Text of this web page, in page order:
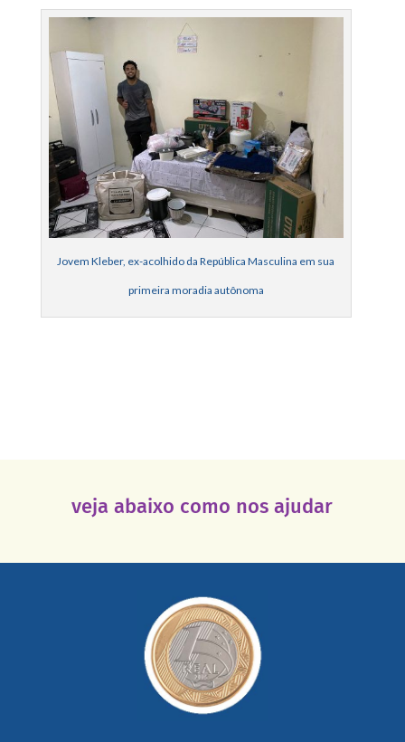
Jovem Kleber, ex-acolhido da República Masculina em sua
primeira moradia autônoma
veja abaixo como nos ajudar
mail mostrando tudo o que fizemos com a sua ajuda
somada a de outras pessoas.
saiba mais